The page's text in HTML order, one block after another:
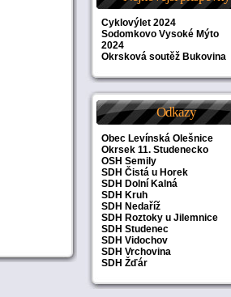
Cyklovýlet 2024
Sodomkovo Vysoké Mýto
2024
Okrsková soutěž Bukovina
Odkazy
Obec Levínská Olešnice
Okrsek 11. Studenecko
OSH Semily
SDH Čistá u Horek
SDH Dolní Kalná
SDH Kruh
SDH Nedaříž
SDH Roztoky u Jilemnice
SDH Studenec
SDH Vidochov
SDH Vrchovina
SDH Žďár